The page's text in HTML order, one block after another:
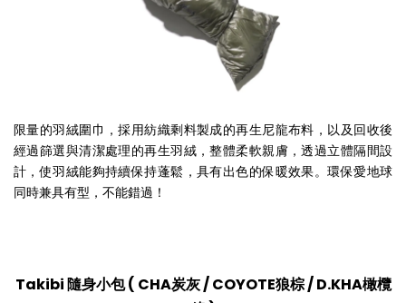
限量的羽絨圍巾，採用紡織剩料製成的再生尼龍布料，以及回收後
經過篩選與清潔處理的再生羽絨，整體柔軟親膚，透過立體隔間設
計，使羽絨能夠持續保持蓬鬆，具有出色的保暖效果。環保愛地球
同時兼具有型，不能錯過！
Takibi 隨身小包( CHA炭灰 / COYOTE狼棕 / D.KHA橄欖